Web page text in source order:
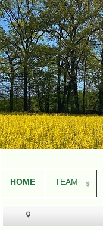
HOME TEAM